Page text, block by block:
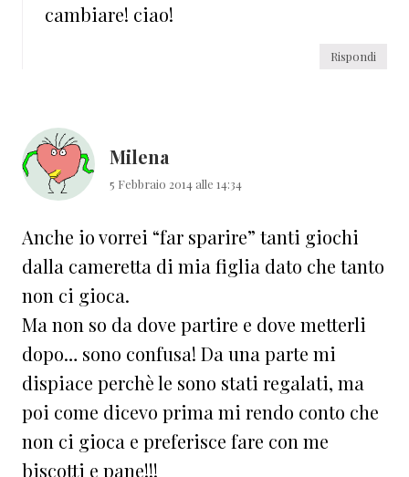
cambiare! ciao!
Rispondi
Milena
5 Febbraio 2014 alle 14:34
Anche io vorrei “far sparire” tanti giochi
dalla cameretta di mia figlia dato che tanto
non ci gioca.
Ma non so da dove partire e dove metterli
dopo… sono confusa! Da una parte mi
dispiace perchè le sono stati regalati, ma
poi come dicevo prima mi rendo conto che
non ci gioca e preferisce fare con me
biscotti e pane!!!